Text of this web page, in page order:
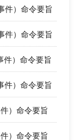
件）命令要旨
件）命令要旨
件）命令要旨
件）命令要旨
）命令要旨
）命令要旨